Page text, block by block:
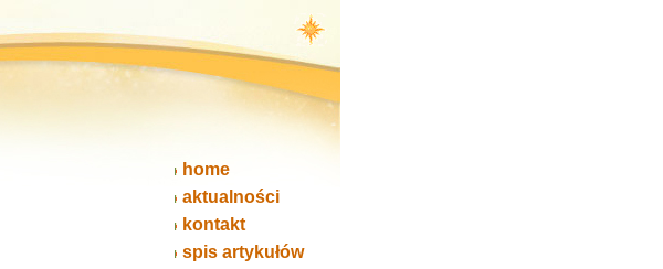
home
aktualności
kontakt
spis artykułów